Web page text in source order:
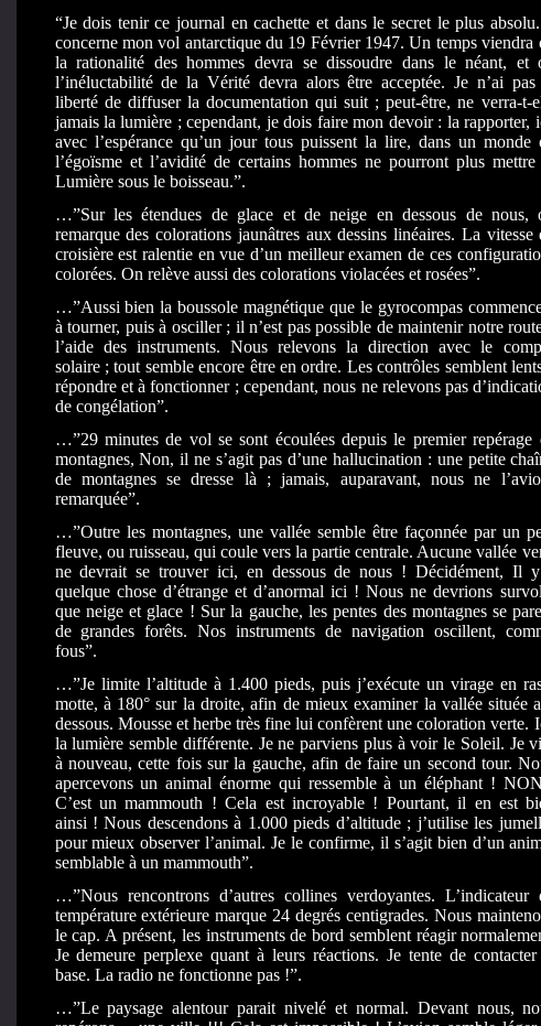
“Je dois tenir ce journal en cachette et dans le secret le plus
concerne mon vol antarctique du 19 Février 1947. Un temps viendra
la rationalité des hommes devra se dissoudre dans le néant, et
l’inéluctabilité de la Vérité devra alors être acceptée. Je n’ai
liberté de diffuser la documentation qui suit ; peut-être, ne verra-t-
jamais la lumière ; cependant, je dois faire mon devoir : la rapporter,
avec l’espérance qu’un jour tous puissent la lire, dans un monde
l’égoïsme et l’avidité de certains hommes ne pourront plus
Lumière sous le boisseau.”.
…”Sur les étendues de glace et de neige en dessous de nous,
remarque des colorations jaunâtres aux dessins linéaires. La vitesse
croisière est ralentie en vue d’un meilleur examen de ces
colorées. On relève aussi des colorations violacées et rosées”.
…”Aussi bien la boussole magnétique que le gyrocompas
à tourner, puis à osciller ; il n’est pas possible de maintenir notre
l’aide des instruments. Nous relevons la direction avec le
solaire ; tout semble encore être en ordre. Les contrôles semblent
répondre et à fonctionner ; cependant, nous ne relevons pas
de congélation”.
…”29 minutes de vol se sont écoulées depuis le premier repérage
montagnes, Non, il ne s’agit pas d’une hallucination : une petite
de montagnes se dresse là ; jamais, auparavant, nous ne
remarquée”.
…”Outre les montagnes, une vallée semble être façonnée par un
fleuve, ou ruisseau, qui coule vers la partie centrale. Aucune vallée
ne devrait se trouver ici, en dessous de nous ! Décidément, Il
quelque chose d’étrange et d’anormal ici ! Nous ne devrions
que neige et glace ! Sur la gauche, les pentes des montagnes se
de grandes forêts. Nos instruments de navigation oscillent,
fous”.
…”Je limite l’altitude à 1.400 pieds, puis j’exécute un virage en
motte, à 180° sur la droite, afin de mieux examiner la vallée située
dessous. Mousse et herbe très fine lui confèrent une coloration verte.
la lumière semble différente. Je ne parviens plus à voir le Soleil. Je
à nouveau, cette fois sur la gauche, afin de faire un second tour.
apercevons un animal énorme qui ressemble à un éléphant !
C’est un mammouth ! Cela est incroyable ! Pourtant, il en est
ainsi ! Nous descendons à 1.000 pieds d’altitude ; j’utilise les
pour mieux observer l’animal. Je le confirme, il s’agit bien d’un
semblable à un mammouth”.
…”Nous rencontrons d’autres collines verdoyantes. L’indicateur
température extérieure marque 24 degrés centigrades. Nous
le cap. A présent, les instruments de bord semblent réagir
Je demeure perplexe quant à leurs réactions. Je tente de
base. La radio ne fonctionne pas !”.
…”Le paysage alentour parait nivelé et normal. Devant nous,